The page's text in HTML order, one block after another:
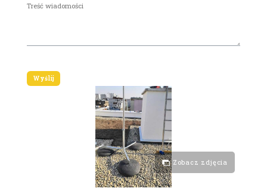
Zobacz zdjęcia